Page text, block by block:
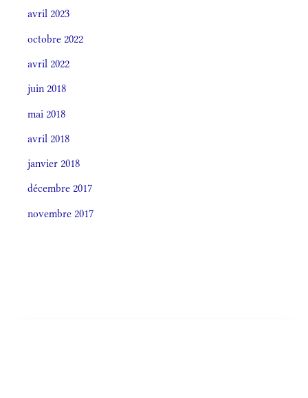
avril 2023
octobre 2022
avril 2022
juin 2018
mai 2018
avril 2018
janvier 2018
décembre 2017
novembre 2017